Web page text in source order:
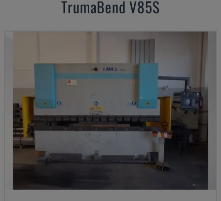
TrumaBend V85S